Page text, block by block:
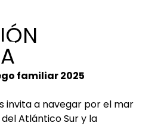
familiar 2025
invita a navegar por el mar
Atlántico Sur y la